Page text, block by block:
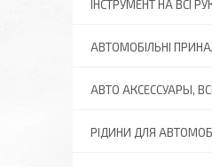
ІНСТРУМЕНТ НА ВСІ
АВТОМОБІЛЬНІ
АВТО АКСЕССУАРЫ,
РІДИНИ ДЛЯ